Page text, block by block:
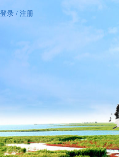
登录 / 注册